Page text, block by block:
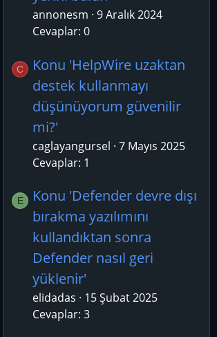
annonesm 9 Aralık 2024
Cevaplar: 0
C
Konu 'HelpWire uzaktan
destek kullanmayı
düşünüyorum güvenilir
mi?'
caglayangursel 7 Mayıs 2025
Cevaplar: 1
E
Konu 'Defender devre dışı
bırakma yazılımını
kullandıktan sonra
Defender nasıl geri
yüklenir'
elidadas
15 Şubat 2025
Cevaplar: 3